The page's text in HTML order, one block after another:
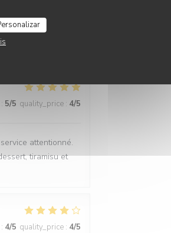
: 5/5 quality_price : 4/5
attentionné.
tiramisu et
: 4/5 quality_price : 4/5